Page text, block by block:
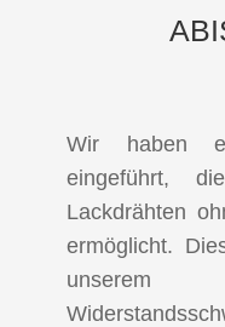
Wir haben
eingeführt,
Lackdrähten
ermöglicht.